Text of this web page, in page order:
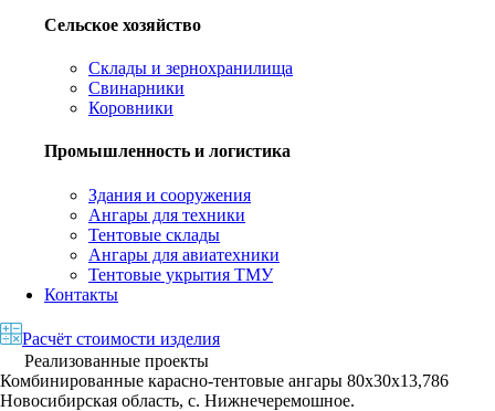
Сельское хозяйство
Склады и зернохранилища
Свинарники
Коровники
Промышленность и логистика
Здания и сооружения
Ангары для техники
Тентовые склады
Ангары для авиатехники
Тентовые укрытия ТМУ
Контакты
Расчёт стоимости изделия
Реализованные проекты
Комбинированные карасно-тентовые ангары 80х30х13,786
Новосибирская область, с. Нижнечеремошное.